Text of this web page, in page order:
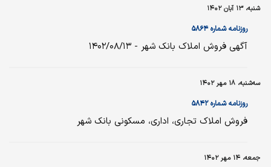
شنبه، ۱۳ آبان ۱۴۰۲
روزنامه شماره ۵۸۶۴
آگهی فروش املاک بانک شهر - ۱۴۰۲/۰۸/۱۳
سه‌شنبه، ۱۸ مهر ۱۴۰۲
روزنامه شماره ۵۸۴۲
فروش املاک تجاری، اداری، مسکونی بانک شهر
جمعه، ۱۴ مهر ۱۴۰۲